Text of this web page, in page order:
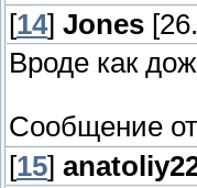
[14] Jones
Вроде как
Сообщение
[15]